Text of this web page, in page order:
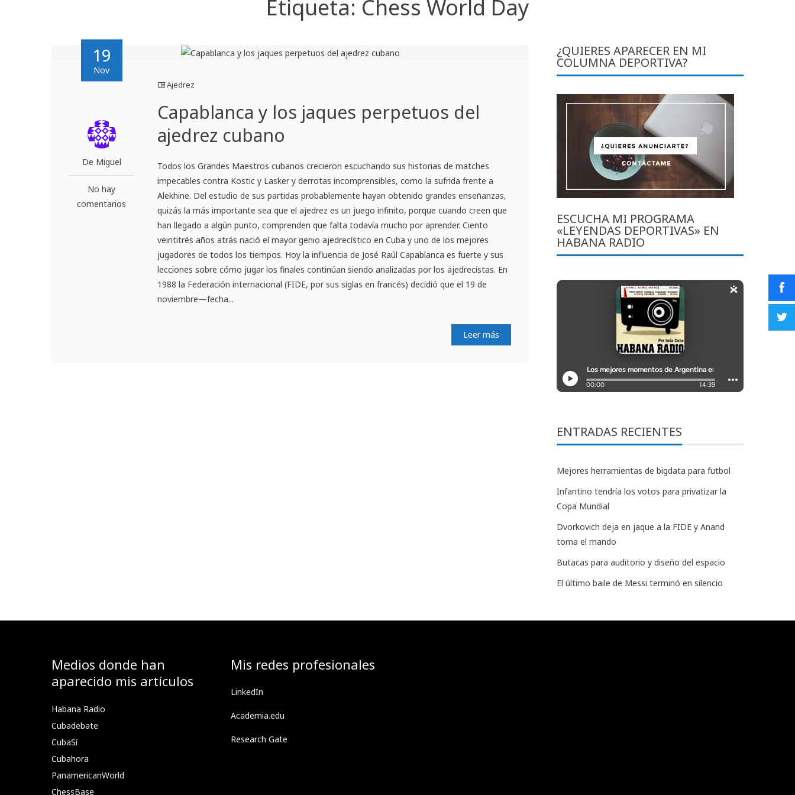
Etiqueta: Chess World Day
19
Nov
De Miguel
No hay
comentarios
Ajedrez
Capablanca y los jaques perpetuos del
ajedrez cubano
Todos los Grandes Maestros cubanos crecieron escuchando sus historias de matches
impecables contra Kostic y Lasker y derrotas incomprensibles, como la sufrida frente a
Alekhine. Del estudio de sus partidas probablemente hayan obtenido grandes enseñanzas,
quizás la más importante sea que el ajedrez es un juego infinito, porque cuando creen que
han llegado a algún punto, comprenden que falta todavía mucho por aprender. Ciento
veintitrés años atrás nació el mayor genio ajedrecístico en Cuba y uno de los mejores
jugadores de todos los tiempos. Hoy la influencia de José Raúl Capablanca es fuerte y sus
lecciones sobre cómo jugar los finales continúan siendo analizadas por los ajedrecistas. En
1988 la Federación internacional (FIDE, por sus siglas en francés) decidió que el 19 de
noviembre—fecha...
Leer más
¿QUIERES APARECER EN MI
COLUMNA DEPORTIVA?
ESCUCHA MI PROGRAMA
«LEYENDAS DEPORTIVAS» EN
HABANA RADIO
ENTRADAS RECIENTES
Mejores herramientas de bigdata para futbol
Infantino tendría los votos para privatizar la
Copa Mundial
Dvorkovich deja en jaque a la FIDE y Anand
toma el mando
Butacas para auditorio y diseño del espacio
El último baile de Messi terminó en silencio
Medios donde han
aparecido mis artículos
Habana Radio
Cubadebate
CubaSí
Cubahora
PanamericanWorld
ChessBase
Mis redes profesionales
LinkedIn
Academia.edu
Research Gate